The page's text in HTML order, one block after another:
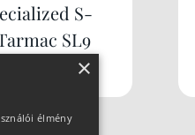
S-
SL9
×
élmény